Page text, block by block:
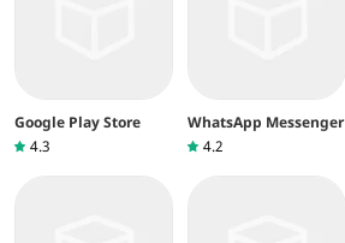
Google Play Store
4.3
WhatsApp Messenger
4.2